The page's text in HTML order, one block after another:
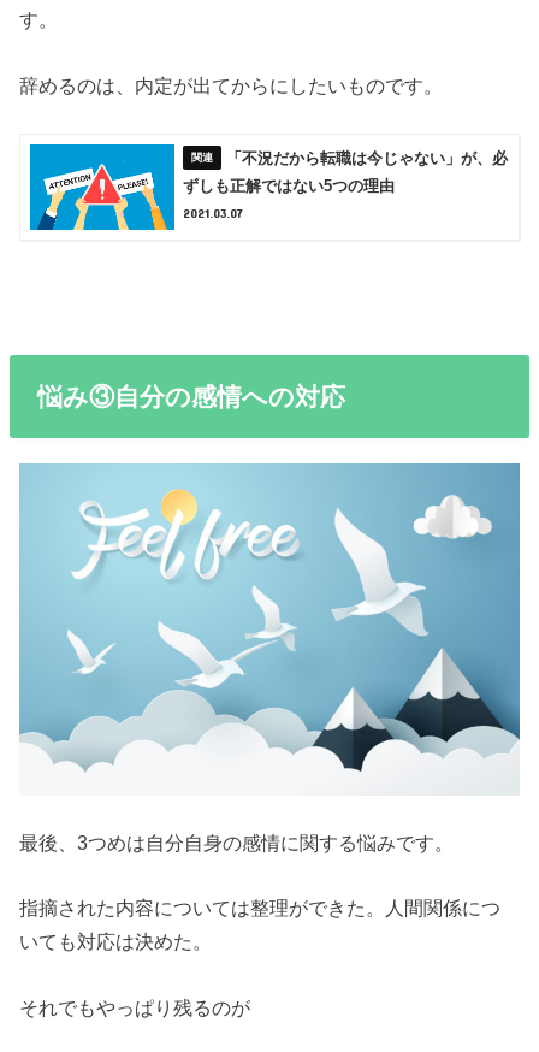
す。
辞めるのは、内定が出てからにしたいものです。
「不況だから転職は今じゃない」が、必
ずしも正解ではない5つの理由
2021.03.07
悩み③自分の感情への対応
最後、3つめは自分自身の感情に関する悩みです。
指摘された内容については整理ができた。人間関係につ
いても対応は決めた。
それでもやっぱり残るのが